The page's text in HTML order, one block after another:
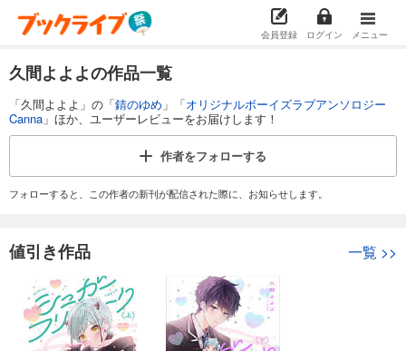
会員登録 ログイン メニュー
久間よよよの作品一覧
「久間よよよ」の「錆のゆめ 」「オリジナルボーイズラブアンソロジー
Canna 」ほか、ユーザーレビューをお届けします！
作者をフォローする
フォローすると、この作者の新刊が配信された際に、お知らせします。
値引き作品 一覧 >>